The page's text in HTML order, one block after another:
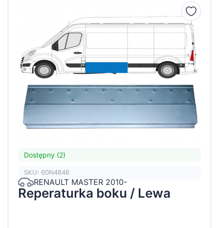
Dostępny (2)
SKU: 60N4646
RENAULT MASTER 2010-
Reperaturka boku / Lewa